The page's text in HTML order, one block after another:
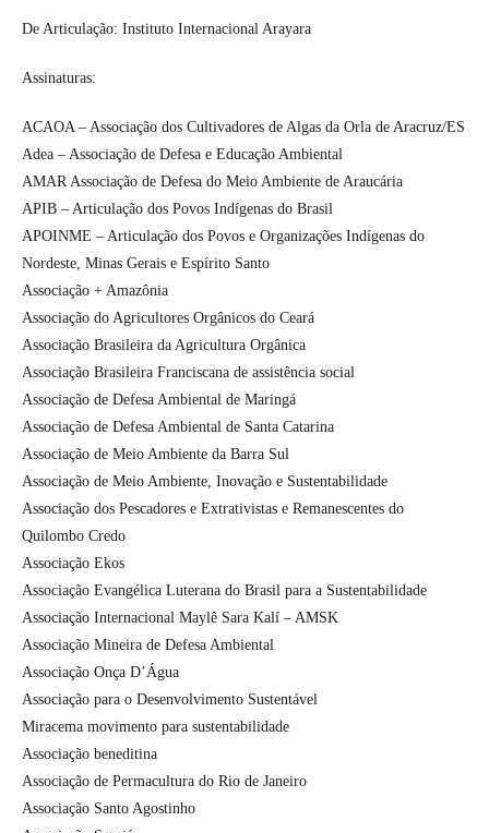
De Articulação: Instituto Internacional Arayara
Assinaturas:
ACAOA – Associação dos Cultivadores de Algas da Orla de Aracruz/ES
Adea – Associação de Defesa e Educação Ambiental
AMAR Associação de Defesa do Meio Ambiente de Araucária
APIB – Articulação dos Povos Indígenas do Brasil
APOINME – Articulação dos Povos e Organizações Indígenas do
Nordeste, Minas Gerais e Espírito Santo
Associação + Amazônia
Associação do Agricultores Orgânicos do Ceará
Associação Brasileira da Agricultura Orgânica
Associação Brasileira Franciscana de assistência social
Associação de Defesa Ambiental de Maringá
Associação de Defesa Ambiental de Santa Catarina
Associação de Meio Ambiente da Barra Sul
Associação de Meio Ambiente, Inovação e Sustentabilidade
Associação dos Pescadores e Extrativistas e Remanescentes do
Quilombo Credo
Associação Ekos
Associação Evangélica Luterana do Brasil para a Sustentabilidade
Associação Internacional Maylê Sara Kalí – AMSK
Associação Mineira de Defesa Ambiental
Associação Onça D’Água
Associação para o Desenvolvimento Sustentável
Miracema movimento para sustentabilidade
Associação beneditina
Associação de Permacultura do Rio de Janeiro
Associação Santo Agostinho